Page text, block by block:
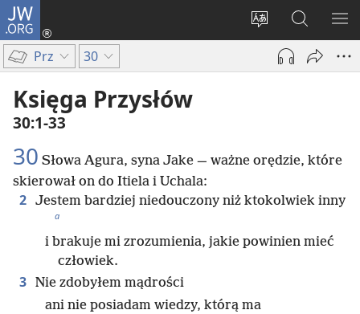
JW.ORG
Wybór
języka
Logowanie
(opens
window)
Szukaj
na
JW.ORG
Prz 30
Księga Przysłów
30:1-33
30 Słowa Agura, syna Jake — ważne orędzie, które
skierował on do Itiela i Uchala:
2 Jestem bardziej niedouczony niż ktokolwiek inny
a
i brakuje mi zrozumienia, jakie powinien mieć
człowiek.
3 Nie zdobyłem mądrości
ani nie posiadam wiedzy, którą ma